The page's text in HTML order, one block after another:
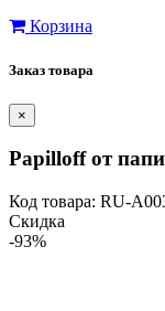
Корзина
Заказ товара
×
Papilloff от
Код товара: RU-
Скидка
-93%